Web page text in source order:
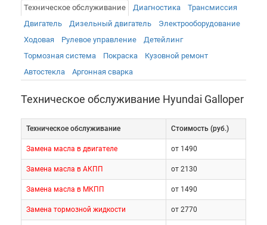
Техническое обслуживание Диагностика
Трансмиссия
Двигатель
Дизельный двигатель
Электрооборудованиe
Ходовая
Рулевое управление
Детейлинг
Тормозная система
Покраска
Кузовной ремонт
Автостекла
Аргонная сварка
Техническое обслуживание Hyundai Galloper
Техническое обслуживание Cтоимость (руб.)
Замена масла в двигателе от 1490
Замена масла в АКПП от 2130
Замена масла в МКПП от 1490
Замена тормозной жидкости от 2770